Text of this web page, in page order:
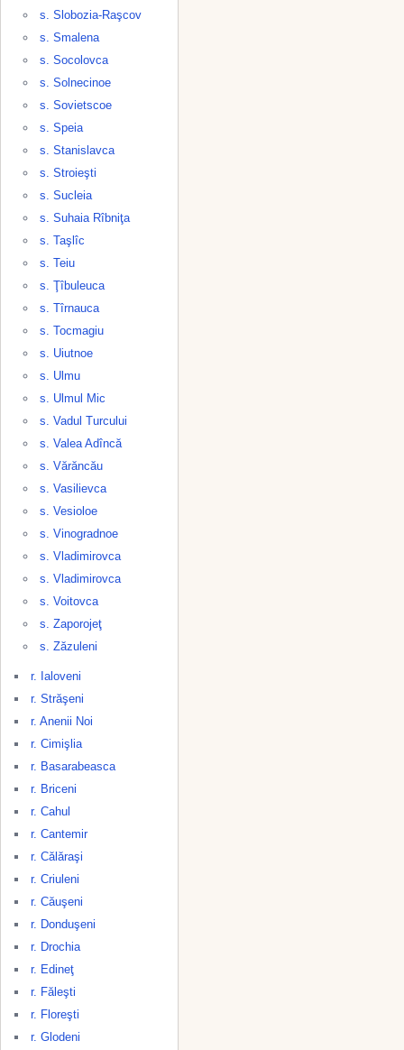
s. Slobozia-Raşcov
s. Smalena
s. Socolovca
s. Solnecinoe
s. Sovietscoe
s. Speia
s. Stanislavca
s. Stroieşti
s. Sucleia
s. Suhaia Rîbniţa
s. Taşlîc
s. Teiu
s. Ţîbuleuca
s. Tîrnauca
s. Tocmagiu
s. Uiutnoe
s. Ulmu
s. Ulmul Mic
s. Vadul Turcului
s. Valea Adîncă
s. Vărăncău
s. Vasilievca
s. Vesioloe
s. Vinogradnoe
s. Vladimirovca
s. Vladimirovca
s. Voitovca
s. Zaporojeţ
s. Zăzuleni
r. Ialoveni
r. Străşeni
r. Anenii Noi
r. Cimişlia
r. Basarabeasca
r. Briceni
r. Cahul
r. Cantemir
r. Călăraşi
r. Criuleni
r. Căuşeni
r. Donduşeni
r. Drochia
r. Edineţ
r. Făleşti
r. Floreşti
r. Glodeni